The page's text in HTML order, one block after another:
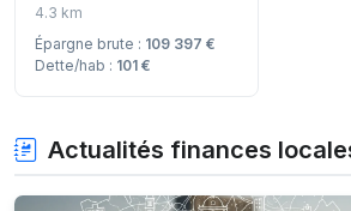
4.3 km
Épargne brute : 109 397 €
Dette/hab : 101 €
Actualités finances